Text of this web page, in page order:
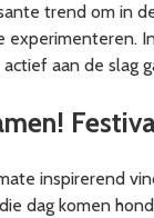
trend om in
experimenteren.
aan de slag
inspirerend
dag komen